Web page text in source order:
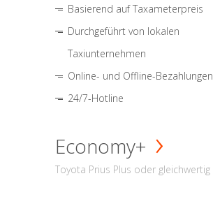
Basierend auf Taxameterpreis
Durchgeführt von lokalen
Taxiunternehmen
Online- und Offline-Bezahlungen
24/7-Hotline
Economy+
Toyota Prius Plus oder gleichwertig